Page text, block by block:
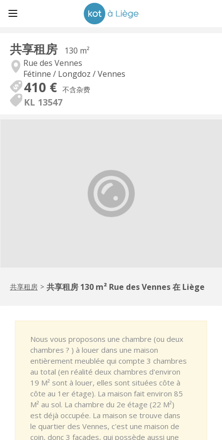
共享租房
130 m²
Rue des Vennes
Fétinne / Longdoz / Vennes
410 € 不含杂费
KL 13547
共享租房 > 共享租房 130 m² Rue des Vennes 在 Liège
Nous vous proposons une chambre (ou deux
chambres ? ) à louer dans une maison
entièrement meublée qui compte 3 chambres
au total (en réalité deux chambres d'environ
19 M² sont à louer, elles sont situées côte à
côte au 1er étage). La maison fait environ 85
M² au sol. La chambre du 2e étage (22 M²)
est déjà occupée. La maison se trouve dans
le quartier des Vennes, c'est une maison de
coin, donc 3 façades, qui possède aussi une